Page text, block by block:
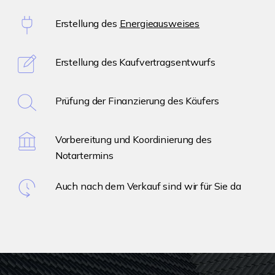
Erstellung des Energieausweises
Erstellung des Kaufvertragsentwurfs
Prüfung der Finanzierung des Käufers
Vorbereitung und Koordinierung des
Notartermins
Auch nach dem Verkauf sind wir für Sie da